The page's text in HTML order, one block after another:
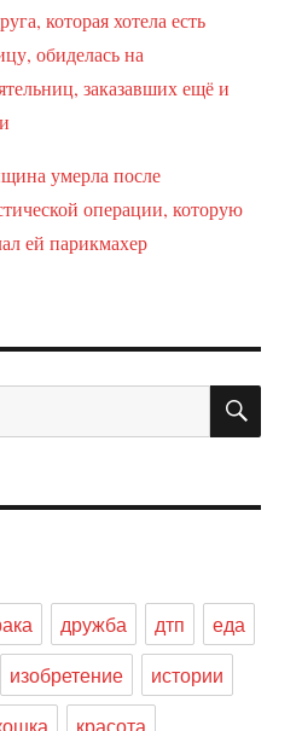
которая хотела есть
обиделась на
заказавших ещё и
умерла после
операции, которую
ей парикмахер
дружба дтп
еда
изобретение
истории
красота